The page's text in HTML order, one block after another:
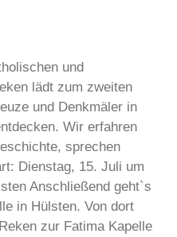
und
lädt zum zweiten
und Denkmäler in
Wir erfahren
sprechen
Dienstag, 15. Juli um
Anschließend geht`s
in Hülsten. Von dort
zur Fatima Kapelle